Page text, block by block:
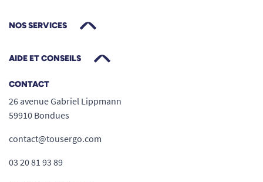
NOS SERVICES
AIDE ET CONSEILS
CONTACT
26 avenue Gabriel Lippmann
59910 Bondues
contact@tousergo.com
03 20 81 93 89